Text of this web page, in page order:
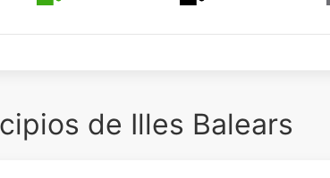
de Illes Balears